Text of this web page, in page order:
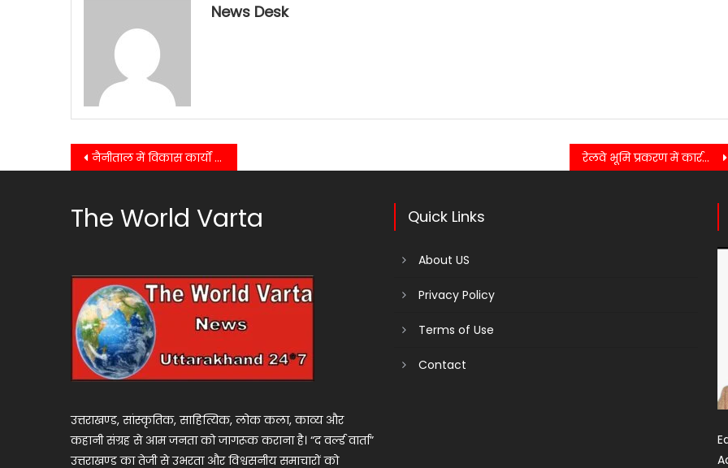
News Desk
Post
नैनीताल में विकास कार्यों की समीक्षा, मुख्य सचिव ने दिए सख्त निर्देश…… रेलवे भूमि प्रकरण में कार्रवाई तेज, प्रभावित परिवारों तक पहुंची प्रशासन की टीम……..
The World Varta
उत्तराखण्ड, सांस्कृतिक, साहित्यिक, लोक कला, काव्य और
कहानी संग्रह से आम जनता को जागरूक कराना है। “द वर्ल्ड वार्ता”
उत्तराखण्ड का तेजी से उभरता और विश्वसनीय समाचारों को
Quick Links
About US
Privacy Policy
Terms of Use
Contact